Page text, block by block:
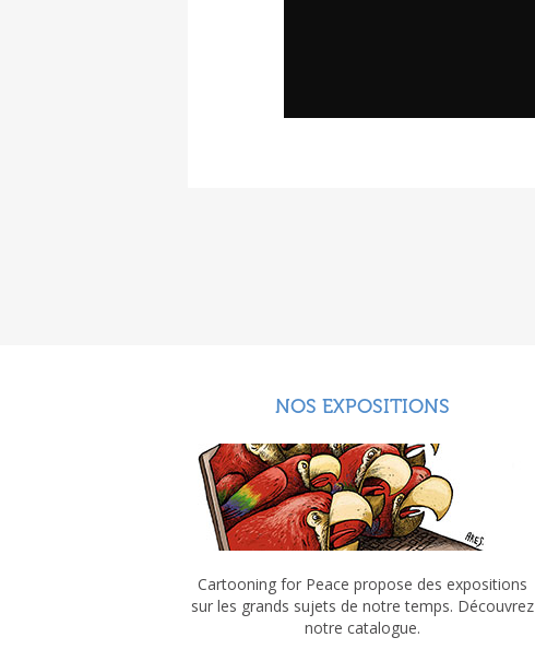
NOS EXPOSITIONS
Cartooning for Peace propose des expositions
sur les grands sujets de notre temps. Découvrez
notre catalogue.